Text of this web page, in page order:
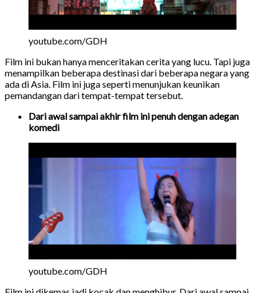
youtube.com/GDH
Film ini bukan hanya menceritakan cerita yang lucu. Tapi juga
menampilkan beberapa destinasi dari beberapa negara yang
ada di Asia. Film ini juga seperti menunjukan keunikan
pemandangan dari tempat-tempat tersebut.
Dari awal sampai akhir film ini penuh dengan adegan
komedi
youtube.com/GDH